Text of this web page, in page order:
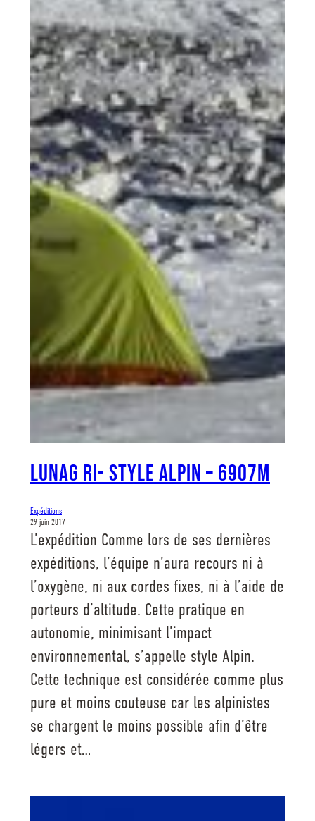
Lunag Ri- Style Alpin – 6907m
Expéditions
29 juin 2017
L’expédition Comme lors de ses dernières
expéditions, l’équipe n’aura recours ni à
l’oxygène, ni aux cordes fixes, ni à l’aide de
porteurs d’altitude. Cette pratique en
autonomie, minimisant l’impact
environnemental, s’appelle style Alpin.
Cette technique est considérée comme plus
pure et moins couteuse car les alpinistes
se chargent le moins possible afin d’être
légers et…